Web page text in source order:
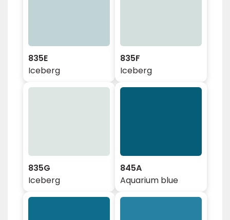
835E
Iceberg
835F
Iceberg
835G
Iceberg
845A
Aquarium blue